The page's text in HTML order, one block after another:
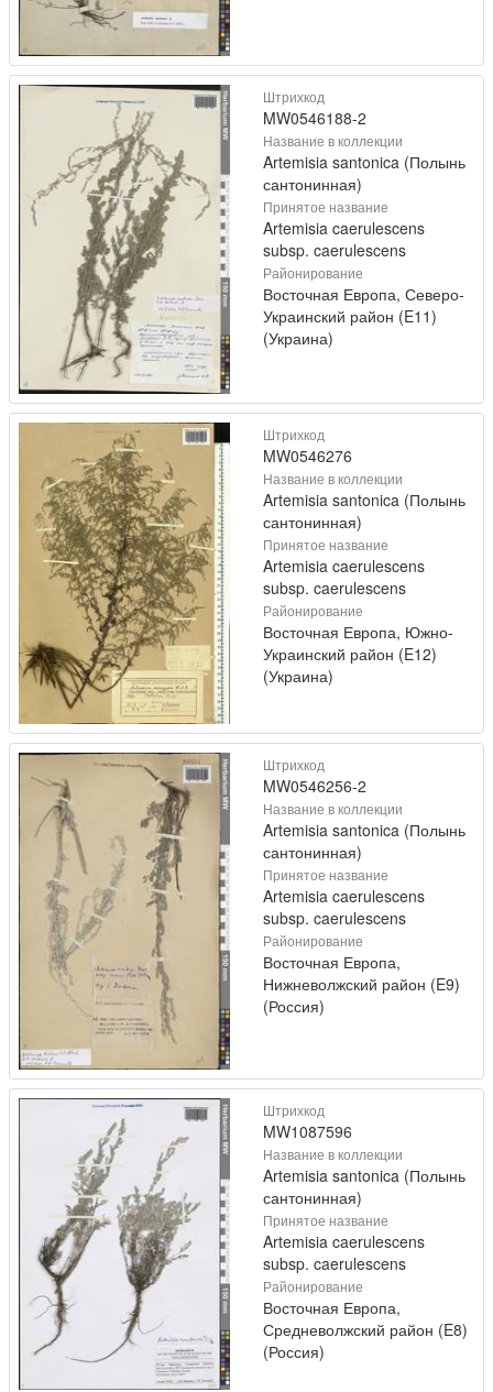
Штрихкод
MW0546188-2
Название в коллекции
Artemisia santonica (Полынь
сантонинная)
Принятое название
Artemisia caerulescens
subsp. caerulescens
Районирование
Восточная Европа, Северо-
Украинский район (E11)
(Украина)
Штрихкод
MW0546276
Название в коллекции
Artemisia santonica (Полынь
сантонинная)
Принятое название
Artemisia caerulescens
subsp. caerulescens
Районирование
Восточная Европа, Южно-
Украинский район (E12)
(Украина)
Штрихкод
MW0546256-2
Название в коллекции
Artemisia santonica (Полынь
сантонинная)
Принятое название
Artemisia caerulescens
subsp. caerulescens
Районирование
Восточная Европа,
Нижневолжский район (E9)
(Россия)
Штрихкод
MW1087596
Название в коллекции
Artemisia santonica (Полынь
сантонинная)
Принятое название
Artemisia caerulescens
subsp. caerulescens
Районирование
Восточная Европа,
Средневолжский район (E8)
(Россия)